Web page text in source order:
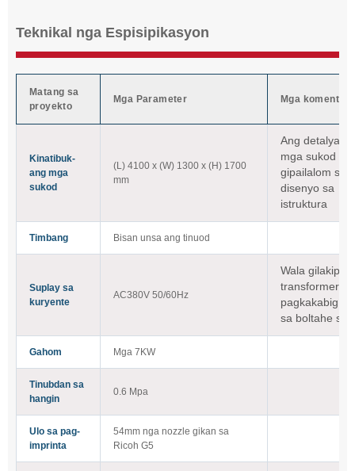
Teknikal nga Espisipikasyon
Matang sa
proyekto
Mga Parameter Mga komento
Kinatibuk-
ang mga
sukod
(L) 4100 x (W) 1300 x (H) 1700
mm
Ang detalyado
mga sukod
gipailalom sa
disenyo sa
istruktura
Timbang Bisan unsa ang tinuod
Suplay sa
kuryente
AC380V 50/60Hz
Wala gilakip
transformer
pagkakabig
sa boltahe sa
Gahom Mga 7KW
Tinubdan sa
hangin
0.6 Mpa
Ulo sa pag-
imprinta
54mm nga nozzle gikan sa
Ricoh G5